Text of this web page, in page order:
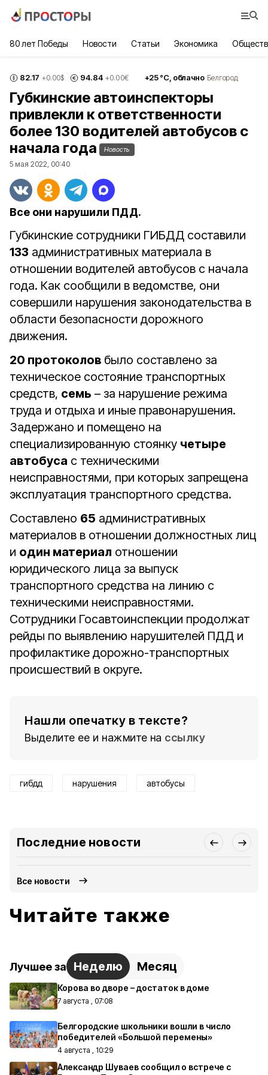
80 лет Победы Новости Статьи Экономика
82.17 +0.00$ 94.84 +0.00€ +25°С, облачно Белгород
Губкинские автоинспекторы
привлекли к ответственности
более 130 водителей автобусов с
начала года
Новость
5 мая 2022, 00:40
Все они нарушили ПДД.
Губкинские сотрудники ГИБДД составили
133 административных материала в
отношении водителей автобусов с начала
года. Как сообщили в ведомстве, они
совершили нарушения законодательства в
области безопасности дорожного
движения.
20 протоколов было составлено за
техническое состояние транспортных
средств, семь – за нарушение режима
труда и отдыха и иные правонарушения.
Задержано и помещено на
специализированную стоянку четыре
автобуса с техническими
неисправностями, при которых запрещена
эксплуатация транспортного средства.
Составлено 65 административных
материалов в отношении должностных лиц
и один материал отношении
юридического лица за выпуск
транспортного средства на линию с
техническими неисправностями.
Сотрудники Госавтоинспекции продолжат
рейды по выявлению нарушителей ПДД и
профилактике дорожно-транспортных
происшествий в округе.
Нашли опечатку в тексте?
Выделите ее и нажмите на ссылку
гибдд нарушения автобусы
Последние новости
Все новости
Читайте также
Лучшее за Неделю Месяц
Корова во дворе – достаток в доме
7 августа , 07:08
Белгородские школьники вошли в число
победителей «Большой перемены»
4 августа , 10:29
Александр Шуваев сообщил о встрече с